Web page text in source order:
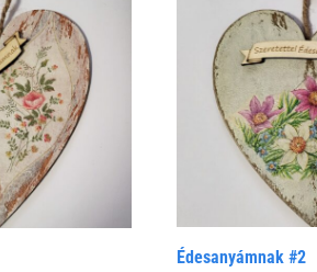
Édesanyámnak #2